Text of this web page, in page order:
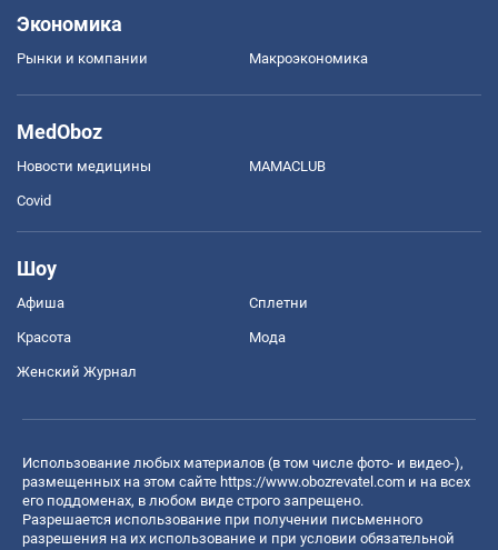
Экономика
Рынки и компании Mакроэкономика
MedOboz
Новости медицины MAMACLUB
Covid
Шоу
Афиша Сплетни
Красота Мода
Женский Журнал
Использование любых материалов (в том числе фото- и видео-),
размещенных на этом сайте https://www.obozrevatel.com и на всех
его поддоменах, в любом виде строго запрещено.
Разрешается использование при получении письменного
разрешения на их использование и при условии обязательной